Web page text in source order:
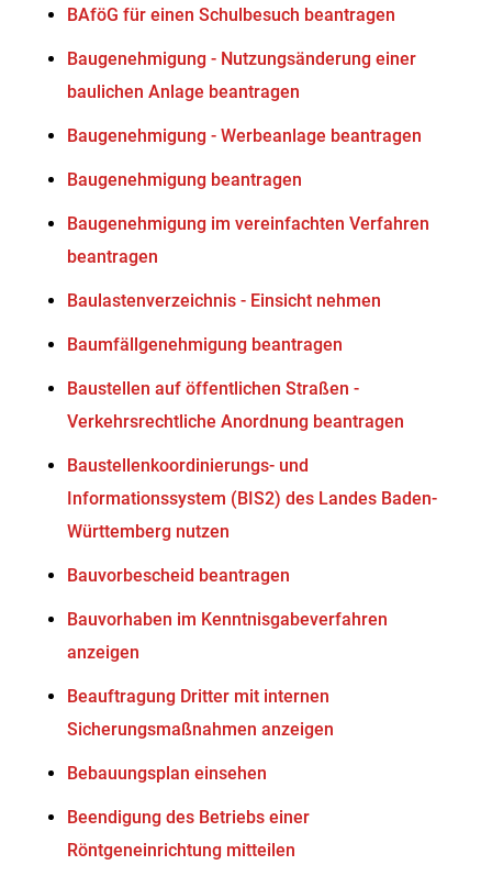
BAföG für einen Schulbesuch beantragen
Baugenehmigung - Nutzungsänderung einer
baulichen Anlage beantragen
Baugenehmigung - Werbeanlage beantragen
Baugenehmigung beantragen
Baugenehmigung im vereinfachten Verfahren
beantragen
Baulastenverzeichnis - Einsicht nehmen
Baumfällgenehmigung beantragen
Baustellen auf öffentlichen Straßen -
Verkehrsrechtliche Anordnung beantragen
Baustellenkoordinierungs- und
Informationssystem (BIS2) des Landes Baden-
Württemberg nutzen
Bauvorbescheid beantragen
Bauvorhaben im Kenntnisgabeverfahren
anzeigen
Beauftragung Dritter mit internen
Sicherungsmaßnahmen anzeigen
Bebauungsplan einsehen
Beendigung des Betriebs einer
Röntgeneinrichtung mitteilen